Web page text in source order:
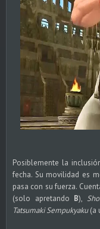
Posiblemente la
fecha. Su movilidad es
pasa con su fuerza.
(solo apretando B),
Tatsumaki Sempukyaku(a